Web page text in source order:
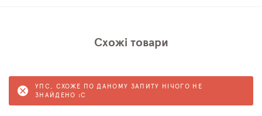
Схожі товари
УПС, СХОЖЕ ПО ДАНОМУ ЗАПИТУ НІЧОГО НЕ
ЗНАЙДЕНО :C